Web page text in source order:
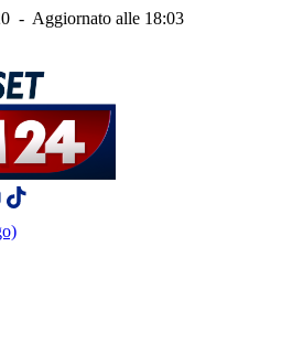
- Aggiornato alle 18:03